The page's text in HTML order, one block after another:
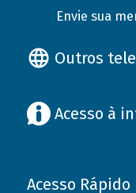
Envie sua
Outros
Acesso à
Acesso Rápido